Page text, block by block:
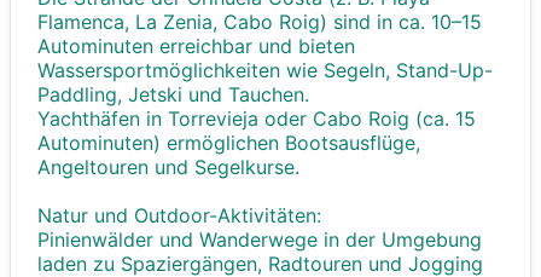
Flamenca, La Zenia, Cabo Roig) sind in ca. 10–15
Autominuten erreichbar und bieten
Wassersportmöglichkeiten wie Segeln, Stand-Up-
Paddling, Jetski und Tauchen.
Yachthäfen in Torrevieja oder Cabo Roig (ca. 15
Autominuten) ermöglichen Bootsausflüge,
Angeltouren und Segelkurse.
Natur und Outdoor-Aktivitäten:
Pinienwälder und Wanderwege in der Umgebung
laden zu Spaziergängen, Radtouren und Jogging